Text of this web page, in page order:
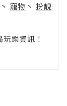
丶 寵物 丶 扮靚
樂資訊！